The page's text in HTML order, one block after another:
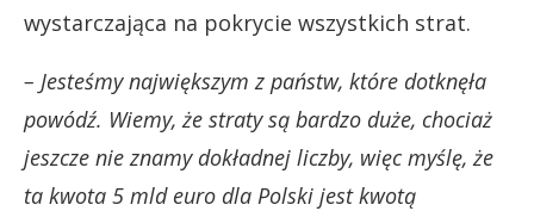
wystarczająca na pokrycie wszystkich strat.
– Jesteśmy największym z państw, które dotknęła
powódź. Wiemy, że straty są bardzo duże, chociaż
jeszcze nie znamy dokładnej liczby, więc myślę, że
ta kwota 5 mld euro dla Polski jest kwotą